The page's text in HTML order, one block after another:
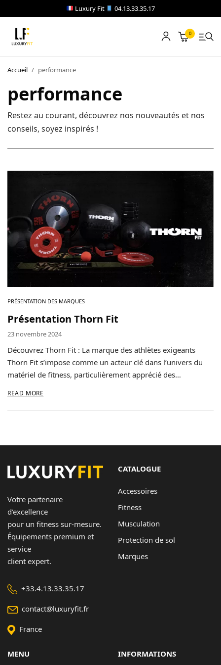
Luxury Fit 04.13.33.35.17
0
Accueil / performance
performance
Restez au courant, découvrez nos nouveautés et nos
conseils, soyez inspirés !
PRÉSENTATION DES MARQUES
Présentation Thorn Fit
23 novembre 2024
Découvrez Thorn Fit : La marque des athlètes exigeants
Thorn Fit s’impose comme un acteur clé dans l’univers du
matériel de fitness, particulièrement apprécié des…
READ MORE
Votre partenaire
d’excellence
pour un fitness sur-mesure.
Équipements premium et
service
client expert.
+33.4.13.33.35.17
contact@luxuryfit.fr
France
CATALOGUE
Accessoires
Fitness
Musculation
Protection de sol
Marques
MENU INFORMATIONS
LOCATION
NOTRE CATALOGUE
BLOG
A PROPOS
CONTACT
Boutique
A propos
Contact
Copyright © 2024 Luxury Fit. All rights reserved.